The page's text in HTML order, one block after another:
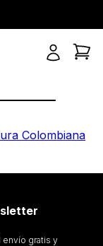
envío gratis y